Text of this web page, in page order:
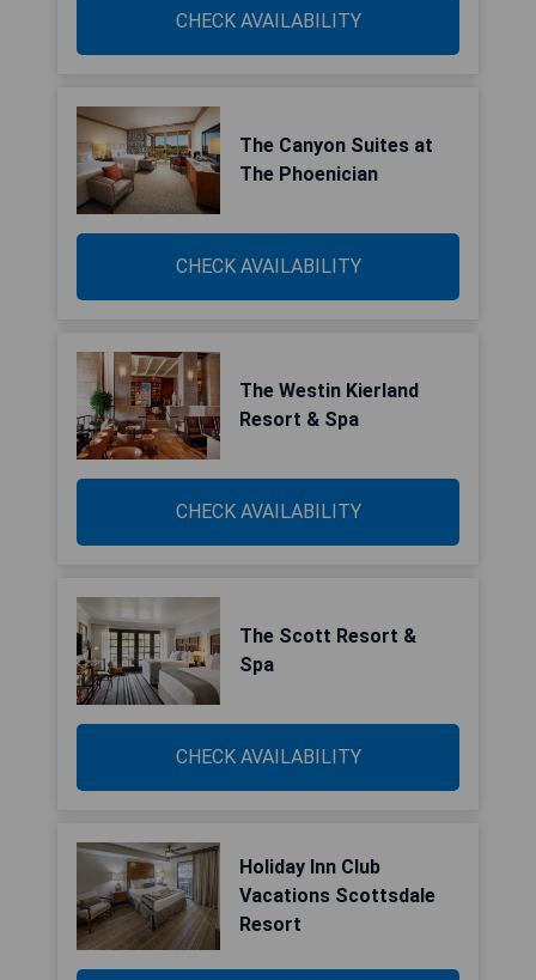
CHECK AVAILABILITY
The Canyon Suites at
The Phoenician
CHECK AVAILABILITY
The Westin Kierland
Resort & Spa
CHECK AVAILABILITY
The Scott Resort &
Spa
CHECK AVAILABILITY
Holiday Inn Club
Vacations Scottsdale
Resort